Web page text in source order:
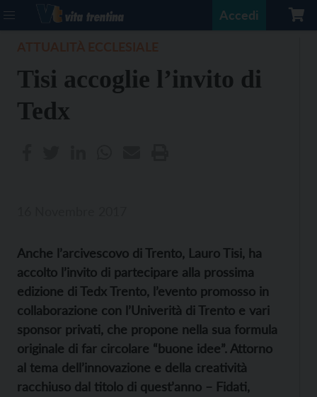
Accedi
Tisi accoglie l’invito di
Tedx
Anche l’arcivescovo di Trento, Lauro Tisi, ha
accolto l’invito di partecipare alla prossima
edizione di Tedx Trento, l’evento promosso in
collaborazione con l’Univerità di Trento e vari
sponsor privati, che propone nella sua formula
originale di far circolare “buone idee”. Attorno
al tema dell’innovazione e della creatività
racchiuso dal titolo di quest’anno – Fidati,